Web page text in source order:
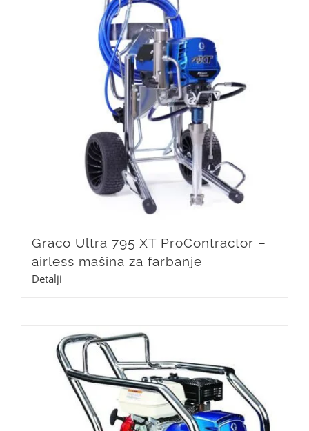
Graco Ultra 795 XT ProContractor –
airless mašina za farbanje
Detalji